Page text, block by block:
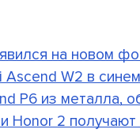
на новом
W2 в
P6 из металла,
Honor 2